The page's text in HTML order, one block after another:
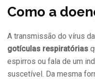
Como a
A transmissão do vírus
gotículas respiratórias
espirros ou fala de um
suscetível. Da mesma